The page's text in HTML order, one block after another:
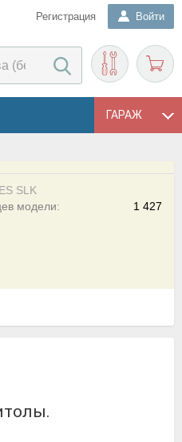
Регистрация Войти
ГАРАЖ
SLK
1 427
модели: